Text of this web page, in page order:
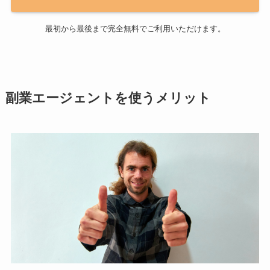
最初から最後まで完全無料でご利用いただけます。
副業エージェントを使うメリット